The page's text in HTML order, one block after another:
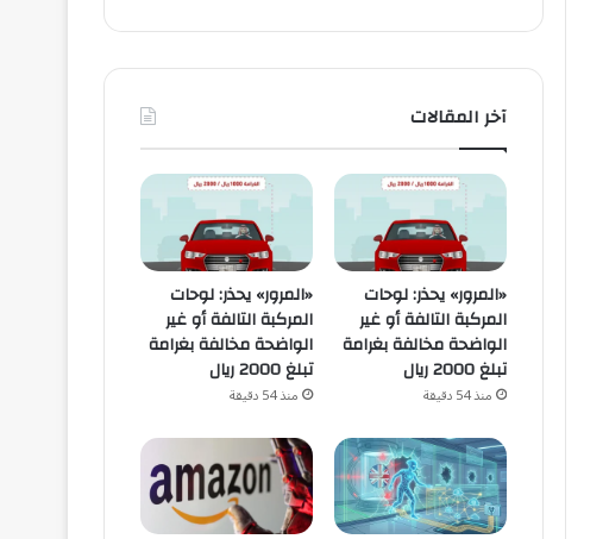
آخر المقالات
«المرور» يحذر: لوحات
المركبة التالفة أو غير
الواضحة مخالفة بغرامة
تبلغ 2000 ريال
منذ 54 دقيقة
«المرور» يحذر: لوحات
المركبة التالفة أو غير
الواضحة مخالفة بغرامة
تبلغ 2000 ريال
منذ 54 دقيقة